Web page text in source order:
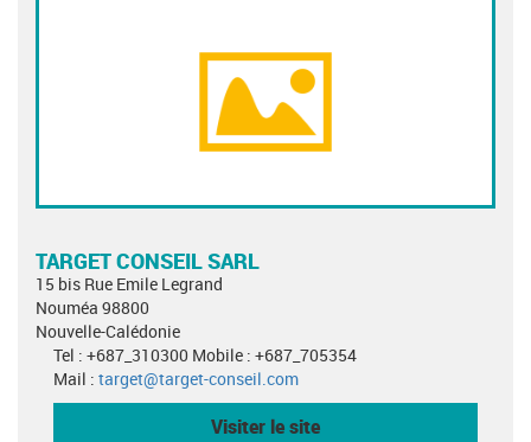
TARGET CONSEIL SARL
15 bis Rue Emile Legrand
Nouméa 98800
Nouvelle-Calédonie
Tel : +687_310300 Mobile : +687_705354
Mail : target@target-conseil.com
Visiter le site